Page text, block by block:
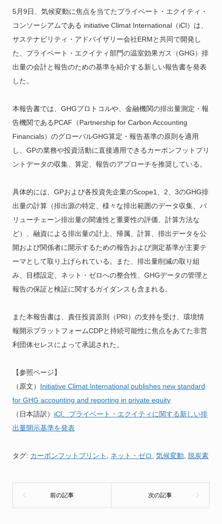
5月9日、気候変動に焦点を当てたプライベート・エクイティ・
コンソーシアムである initiative Climat International（iCl）は、
サステナビリティ・アドバイザリー会社ERMと共同で開発し
た、プライベート・エクイティ部門の温室効果ガス（GHG）排
出量の会計と報告のための基準を紹介する新しい報告書を発表
した。
本報告書では、GHGプロトコルや、金融機関の排出量測定・報
告機関であるPCAF（Partnership for Carbon Accounting
Financials）のグローバルGHG算定・報告基準の原則を適用
し、GPの業務や投資活動に直接適用できるカーボンフットプリ
ントデータの収集、算定、報告のアプローチを推奨している。
具体的には、GPおよび各投資先企業のScope1、2、3のGHG排
出量の計算（排出源の特定、様々な排出範囲のデータ収集、バ
リューチェーン排出量の関連性と重要性の評価、計算方法な
ど）、融資による排出量の計上、帰属、計算、排出データを公
開および関係者に開示するための報告および測定基準が主要テ
ーマとして取り上げられている。また、排出量削減の取り組
み、目標設定、ネット・ゼロへの整合性、GHGデータの管理と
報告の保証と検証に関するガイダンスも含まれる。
また本報告書は、責任投資原則（PRI）の支持を受け、環境情
報開示プラットフォームCDPと持続可能性に焦点をあてた非営
利団体セレスによって承認された。
【参照ページ】
（原文） Initiative Climat International publishes new standard
for GHG accounting and reporting in private equity
（日本語訳） iCl、プライベート・エクイティに関する新しい排
出量開示基準を発表
タグ: カーボンフットプリント ネット・ゼロ 気候変動 脱炭素